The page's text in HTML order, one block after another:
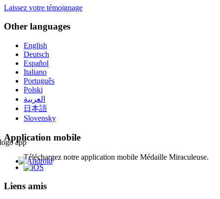
Laissez votre témoignage
Other languages
English
Deutsch
Español
Italiano
Português
Polski
العربية
日本語
Slovensky
Application mobile
Téléchargez notre application mobile Médaille Miraculeuse.
Liens amis